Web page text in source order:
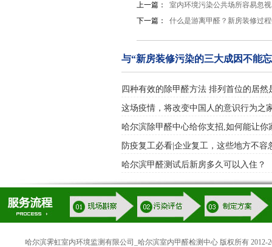
上一篇：
室内环境污染公共场所容易忽视
下一篇：
什么是游离甲醛？新房装修过
与“新房装修污染的三大成因不能
四种有效的除甲醛方法 排列首位的居然
这场疫情，将改变中国人的意识行为之
哈尔滨除甲醛中心给你支招,如何能让
防疫复工必看|企业复工，这些地方不容
哈尔滨甲醛测试后新房多久可以入住？
哈尔滨霁虹室内环境监测有限公司_哈尔滨室内甲醛检测中心 版权所有 2012-